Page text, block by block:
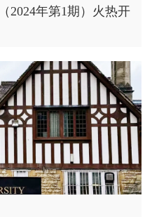
2024年第1期）火热开